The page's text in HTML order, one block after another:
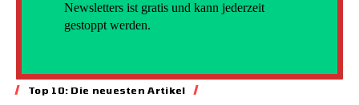
Newsletters ist gratis und kann jederzeit
gestoppt werden.
Top 10: Die neuesten Artikel